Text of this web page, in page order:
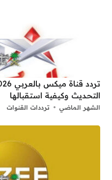
التحديث وكيفية استقبالها
الشهر الماضي ترددات القنوات